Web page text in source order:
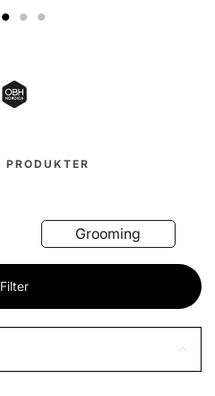
2 3 4
PRODUKTER
Grooming
Filter